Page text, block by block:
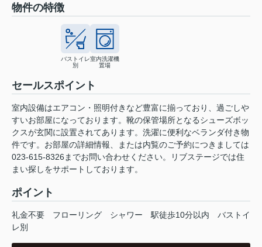
物件の特徴
バストイレ
別
室内洗濯機
置場
セールスポイント
室内設備はエアコン・照明付きなど豊富に揃っており、過ごしや
すいお部屋になっております。靴の保管場所となるシューズボッ
クスが玄関に設置されてあります。洗濯に便利なベランダ付き物
件です。お部屋の詳細情報、または内覧のご予約につきましては
023-615-8326までお問い合わせください。リブステージでは住
まい探しをサポートしております。
ポイント
礼金不要 フローリング シャワー 駅徒歩10分以内
バストイ
レ別